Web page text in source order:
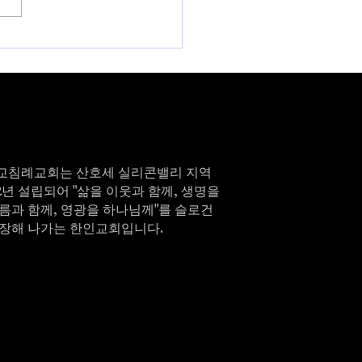
침례교회는 산호세 실리콘밸리 지역
설립되어 "삶을 이웃과 함께, 생명을
과 함께, 영광을 하나님께"를 슬로건
해 나가는 한인교회입니다.